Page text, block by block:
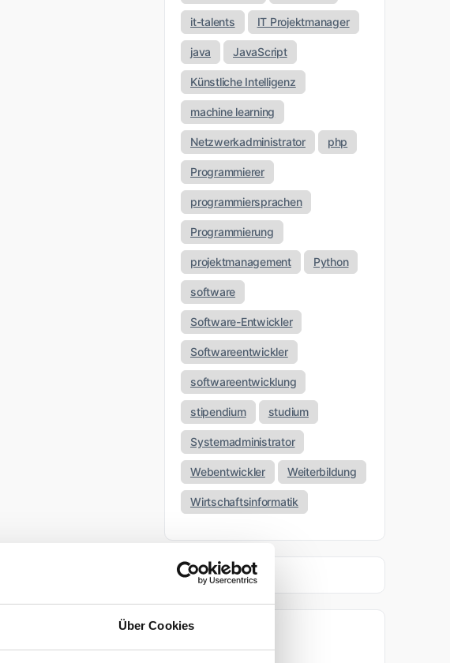
Über Cookies
it-talents IT Projektmanager
java JavaScript
Künstliche Intelligenz
machine learning
Netzwerkadministrator php
Programmierer
programmiersprachen
Programmierung
projektmanagement Python
software
Software-Entwickler
Softwareentwickler
softwareentwicklung
stipendium studium
Systemadministrator
Webentwickler Weiterbildung
Wirtschaftsinformatik